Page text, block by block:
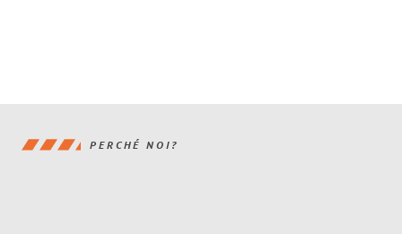
PERCHÉ NOI?